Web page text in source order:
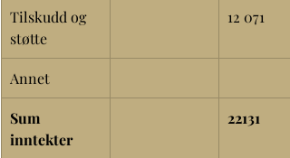
Tilskudd og
støtte
12 071
Annet
Sum
inntekter
22131